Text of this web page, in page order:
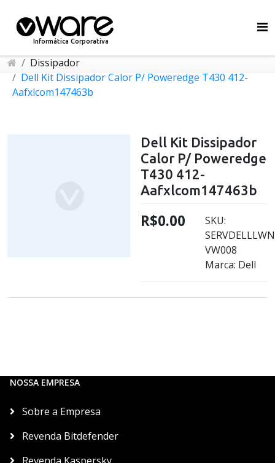
Informática Corporativa
Dissipador
Dell Kit Dissipador Calor P/ Poweredge T430 412-
Aafxlcom147463b
Dell Kit Dissipador
Calor P/ Poweredge
T430 412-
Aafxlcom147463b
R$0.00
SKU:
VW008
Marca: Dell
NOSSA EMPRESA
Sobre a Empresa
Revenda Bitdefender